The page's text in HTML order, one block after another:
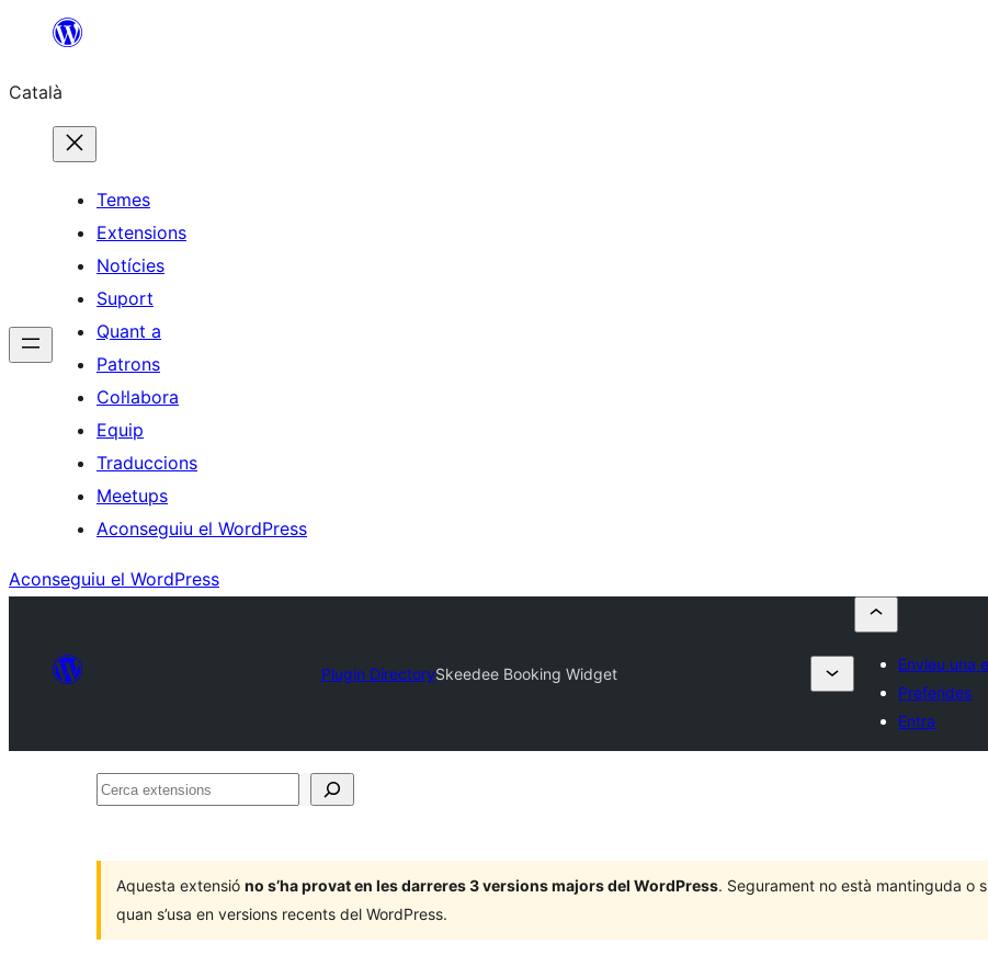
contingut
Català
Temes
Extensions
Notícies
Suport
Quant a
Patrons
Col·labora
Equip
Traduccions
Meetups
Aconseguiu el WordPress
Aconseguiu el WordPress
Plugin DirectorySkeedee Booking Widget
Envieu una
Preferides
Entra
Cerca
Aquesta extensió no s’ha provat en les darreres 3 versions majors del WordPress. Segurament no està mantinguda o
quan s’usa en versions recents del WordPress.